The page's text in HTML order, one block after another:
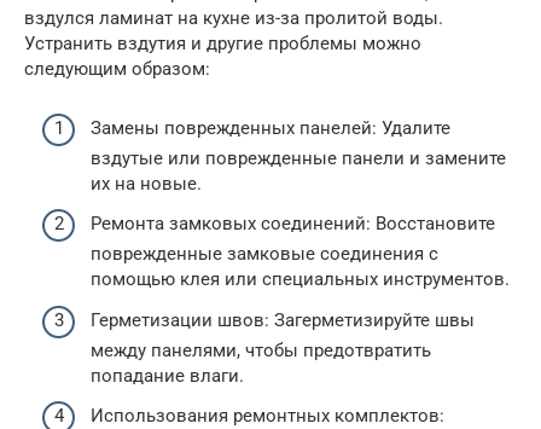
вздулся ламинат на кухне из-за пролитой воды.
Устранить вздутия и другие проблемы можно
следующим образом:
Замены поврежденных панелей: Удалите
вздутые или поврежденные панели и замените
их на новые.
Ремонта замковых соединений: Восстановите
поврежденные замковые соединения с
помощью клея или специальных инструментов.
Герметизации швов: Загерметизируйте швы
между панелями, чтобы предотвратить
попадание влаги.
Использования ремонтных комплектов: